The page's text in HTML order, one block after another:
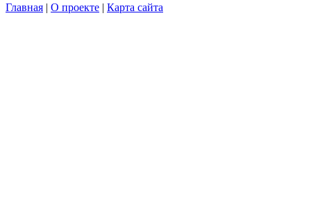
Главная | О проекте | Карта сайта